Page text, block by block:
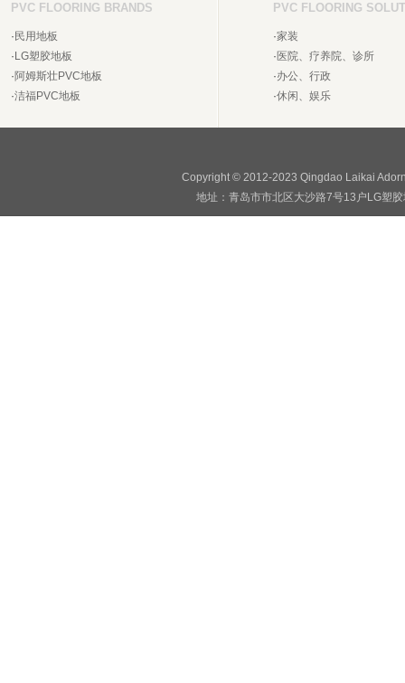
PVC FLOORING BRANDS
· 民用地板
· LG塑胶地板
·阿姆斯壮PVC地板
·洁福PVC地板
PVC FLOORING
·家装
· 医院、疗养院、诊所
·办公、行政
·休闲、娱乐
Copyright © 2012-2023 Qingdao Laikai
地址：青岛市市北区大沙路7号13户LG